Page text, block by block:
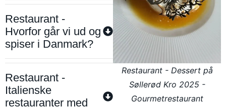
Restaurant -
Hvorfor går vi ud og
spiser i Danmark?
Restaurant -
Italienske
restauranter med
Restaurant - Dessert på
Søllerød Kro 2025 -
Gourmetrestaurant